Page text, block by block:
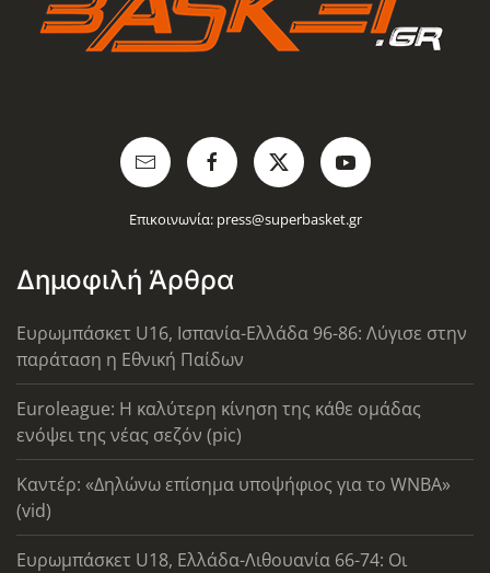
Επικοινωνία: press@superbasket.gr
Δημοφιλή Άρθρα
Ευρωμπάσκετ U16, Ισπανία-Ελλάδα 96-86: Λύγισε στην
παράταση η Εθνική Παίδων
Euroleague: Η καλύτερη κίνηση της κάθε ομάδας
ενόψει της νέας σεζόν (pic)
Καντέρ: «Δηλώνω επίσημα υποψήφιος για το WNBA»
(vid)
Ευρωμπάσκετ U18, Ελλάδα-Λιθουανία 66-74: Οι